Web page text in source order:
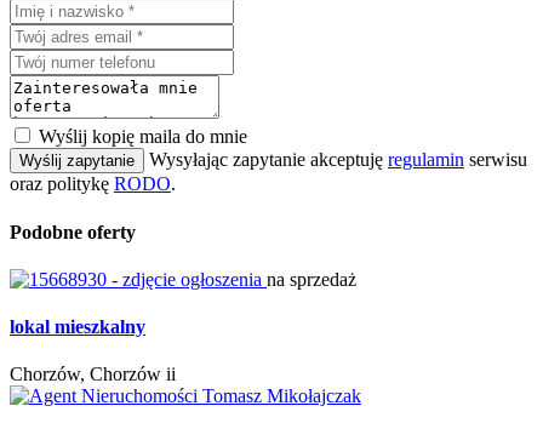
Wyślij kopię maila do mnie
Wyślij zapytanie Wysyłając zapytanie akceptuję regulamin serwisu
oraz politykę RODO.
Podobne oferty
na sprzedaż
lokal mieszkalny
Chorzów, Chorzów ii